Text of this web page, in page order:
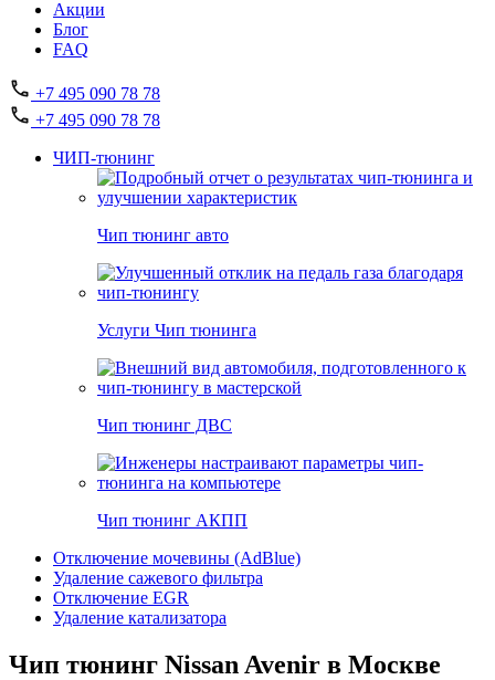
Акции
Блог
FAQ
+7 495 090 78 78
+7 495 090 78 78
ЧИП-тюнинг
Чип тюнинг авто
Услуги Чип тюнинга
Чип тюнинг ДВС
Чип тюнинг АКПП
Отключение мочевины (AdBlue)
Удаление сажевого фильтра
Отключение EGR
Удаление катализатора
Чип тюнинг Nissan Avenir в Москве